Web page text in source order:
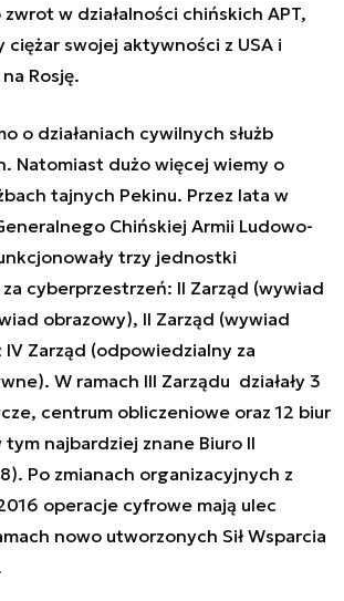
w działalności chińskich APT,
ciężar swojej aktywności z USA i
Rosję.
o działaniach cywilnych służb
Natomiast dużo więcej wiemy o
tajnych Pekinu. Przez lata w
Chińskiej Armii Ludowo-
owały trzy jednostki
cyberprzestrzeń: II Zarząd (wywiad
obrazowy), II Zarząd (wywiad
IV Zarząd (odpowiedzialny za
W ramach III Zarządu działały 3
centrum obliczeniowe oraz 12 biur
najbardziej znane Biuro II
. Po zmianach organizacyjnych z
operacje cyfrowe mają ulec
nowo utworzonych Sił Wsparcia